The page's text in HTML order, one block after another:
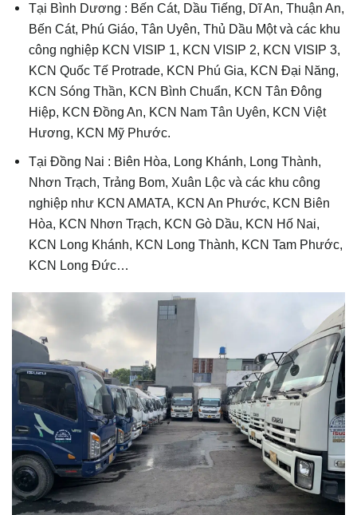
Tại Bình Dương : Bến Cát, Dầu Tiếng, Dĩ An, Thuận An,
Bến Cát, Phú Giáo, Tân Uyên, Thủ Dầu Một và các khu
công nghiệp KCN VISIP 1, KCN VISIP 2, KCN VISIP 3,
KCN Quốc Tế Protrade, KCN Phú Gia, KCN Đại Năng,
KCN Sóng Thần, KCN Bình Chuẩn, KCN Tân Đông
Hiệp, KCN Đồng An, KCN Nam Tân Uyên, KCN Việt
Hương, KCN Mỹ Phước.
Tại Đồng Nai : Biên Hòa, Long Khánh, Long Thành,
Nhơn Trạch, Trảng Bom, Xuân Lộc và các khu công
nghiệp như KCN AMATA, KCN An Phước, KCN Biên
Hòa, KCN Nhơn Trạch, KCN Gò Dầu, KCN Hố Nai,
KCN Long Khánh, KCN Long Thành, KCN Tam Phước,
KCN Long Đức…